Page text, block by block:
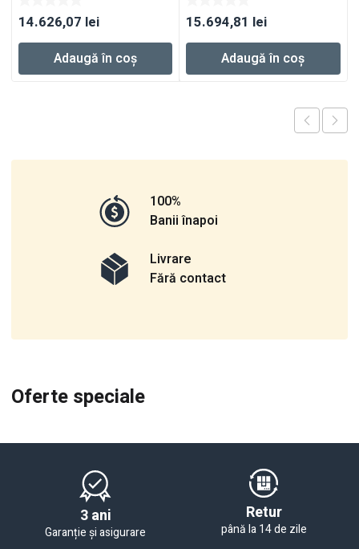
14.626,07 lei
Adaugă în coș
15.694,81 lei
Adaugă în coș
100%
Banii înapoi
Livrare
Fără contact
Oferte speciale
3 ani
Garanție și asigurare
Retur
până la 14 de zile